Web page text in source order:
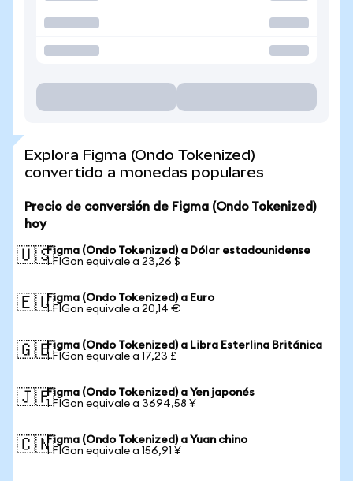
Explora Figma (Ondo Tokenized)
convertido a monedas populares
Precio de conversión de Figma (Ondo Tokenized)
hoy
🇺🇸Figma (Ondo Tokenized) a Dólar estadounidense
1 FIGon equivale a 23,26 $
🇪🇺Figma (Ondo Tokenized) a Euro
1 FIGon equivale a 20,14 €
🇬🇧Figma (Ondo Tokenized) a Libra Esterlina Británica
1 FIGon equivale a 17,23 £
🇯🇵Figma (Ondo Tokenized) a Yen japonés
1 FIGon equivale a 3694,58 ¥
🇨🇳Figma (Ondo Tokenized) a Yuan chino
1 FIGon equivale a 156,91 ¥